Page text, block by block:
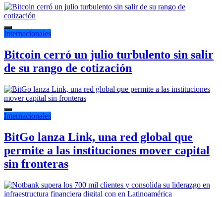
Internacionales
Bitcoin cerró un julio turbulento sin salir
de su rango de cotización
Internacionales
BitGo lanza Link, una red global que
permite a las instituciones mover capital
sin fronteras